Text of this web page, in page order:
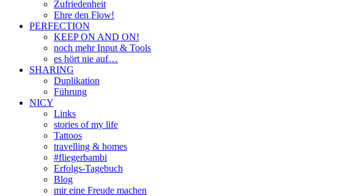
Zufriedenheit
Ehre den Flow!
PERFECTION
KEEP ON AND ON!
noch mehr Input & Tools
es hört nie auf…
SHARING
Duplikation
Führung
NICY
Links
stories of my life
Tattoos
travelling & homes
#fliegerbambi
Erfolgs-Tagebuch
Blog
mir eine Freude machen